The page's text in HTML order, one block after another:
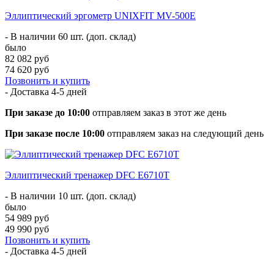
Эллиптический эргометр UNIXFIT MV-500E
- В наличии 60 шт. (доп. склад)
было
82 082 руб
74 620 руб
Позвонить и купить
- Доставка 4-5 дней
При заказе до 10:00 отправляем заказ в этот же день
При заказе после 10:00 отправляем заказ на следующий день
Эллиптический тренажер DFC E6710T
- В наличии 10 шт. (доп. склад)
было
54 989 руб
49 990 руб
Позвонить и купить
- Доставка 4-5 дней